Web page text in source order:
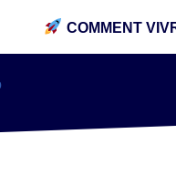
COMMENT